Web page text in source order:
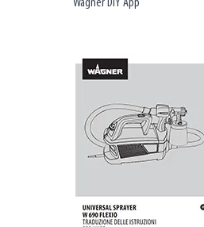
Wagner DIY App